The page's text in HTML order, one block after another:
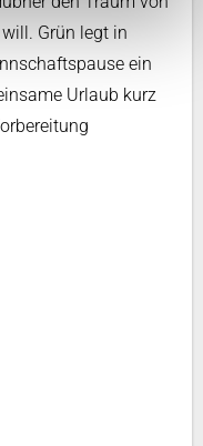
Grün legt in
ein
Urlaub kurz